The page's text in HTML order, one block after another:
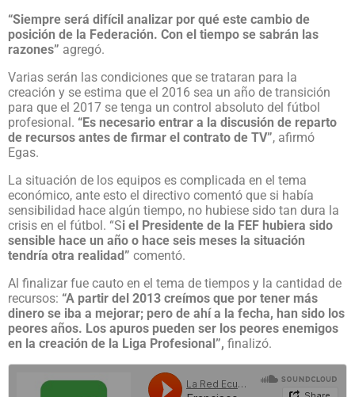
“Siempre será difícil analizar por qué este cambio de
posición de la Federación. Con el tiempo se sabrán las
razones” agregó.
Varias serán las condiciones que se trataran para la
creación y se estima que el 2016 sea un año de transición
para que el 2017 se tenga un control absoluto del fútbol
profesional. “Es necesario entrar a la discusión de reparto
de recursos antes de firmar el contrato de TV”, afirmó
Egas.
La situación de los equipos es complicada en el tema
económico, ante esto el directivo comentó que si había
sensibilidad hace algún tiempo, no hubiese sido tan dura la
crisis en el fútbol. “Si el Presidente de la FEF hubiera sido
sensible hace un año o hace seis meses la situación
tendría otra realidad” comentó.
Al finalizar fue cauto en el tema de tiempos y la cantidad de
recursos: “A partir del 2013 creímos que por tener más
dinero se iba a mejorar; pero de ahí a la fecha, han sido los
peores años. Los apuros pueden ser los peores enemigos
en la creación de la Liga Profesional”, finalizó.